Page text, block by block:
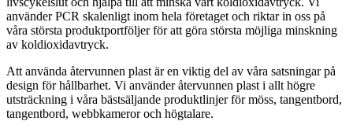
använder PCR skalenligt inom hela företaget och riktar in oss på
våra största produktportföljer för att göra största möjliga minskning
av koldioxidavtryck.
Att använda återvunnen plast är en viktig del av våra satsningar på
design för hållbarhet. Vi använder återvunnen plast i allt högre
utsträckning i våra bästsäljande produktlinjer för möss, tangentbord,
tangentbord, webbkameror och högtalare.